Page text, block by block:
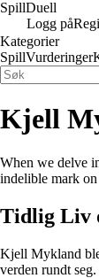
SpillDuell
Logg på
Kategorier
SpillVurderinger
Kjell
When we delve
indelible mark
Tidlig Liv
Kjell Mykland
verden rundt